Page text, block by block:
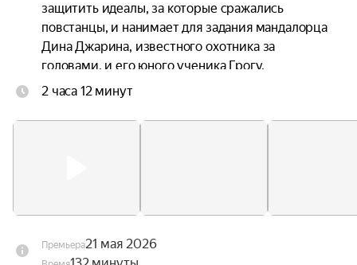
защитить идеалы, за которые сражались
повстанцы, и нанимает для задания мандалорца
Дина Джарина, известного охотника за
головами, и его юного ученика Грогу.
2 часа 12 минут
Премьера21 мая 2026